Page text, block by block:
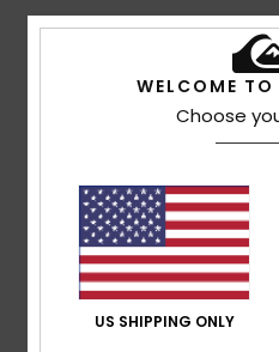
Note
basé sur2 avis vérifiés
100% de nos clients
Confort
5.0
WELCOME
Choose
US SHIPPING ONLY